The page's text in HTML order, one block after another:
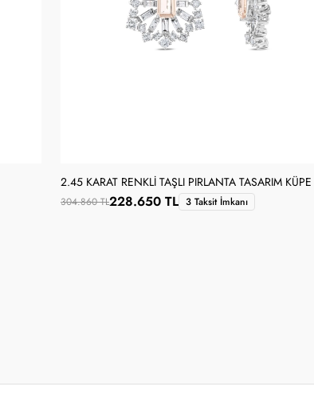
2.45 KARAT RENKLI TAŞLI PIRLANTA TASARIM KÜPE
304.860 TL228.650 TL 3 Taksit İmkanı